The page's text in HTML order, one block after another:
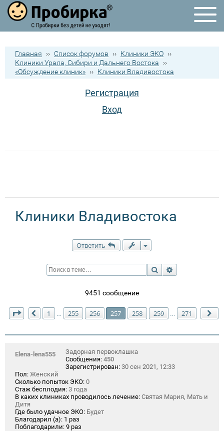
Главная ›› Список форумов ›› Клиники ЭКО ››
Клиники Урала, Сибири и Дальнего Востока
››
«Обсуждение клиник» ›› Клиники Владивостока
Регистрация
Вход
Клиники Владивостока
Ответить
Поиск
9451 сообщение
Страница 257 из271
Пред.
1 … 255 256 257 258 259 … 271
Elena-lena555
Задорная первоклашка
Сообщения: 450
Зарегистрирован: 30 сен 2021, 12:33
Пол: Женский
Сколько попыток ЭКО: 0
Стаж бесплодия: 3 года
В каких клиниках проводилось лечение: Святая Мария, Мать и
Дитя
Где было удачное ЭКО: Будет
Благодарил (а): 1 раз
Поблагодарили: 9 раз